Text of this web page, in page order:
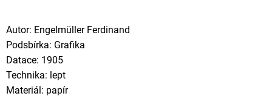
Autor: Engelmüller Ferdinand
Podsbírka: Grafika
Datace: 1905
Technika: lept
Materiál: papír